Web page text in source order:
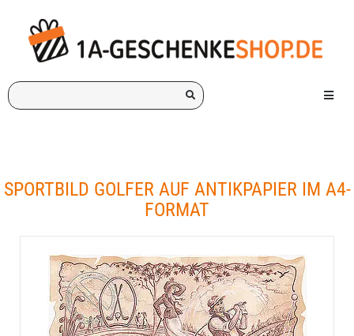
Ich
suche
Menü
SPORTBILD GOLFER AUF ANTIKPAPIER IM A4-
FORMAT